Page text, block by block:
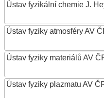
Ústav fyzikální chemie J.
Ústav fyziky atmosféry AV
Ústav fyziky materiálů AV
Ústav fyziky plazmatu AV